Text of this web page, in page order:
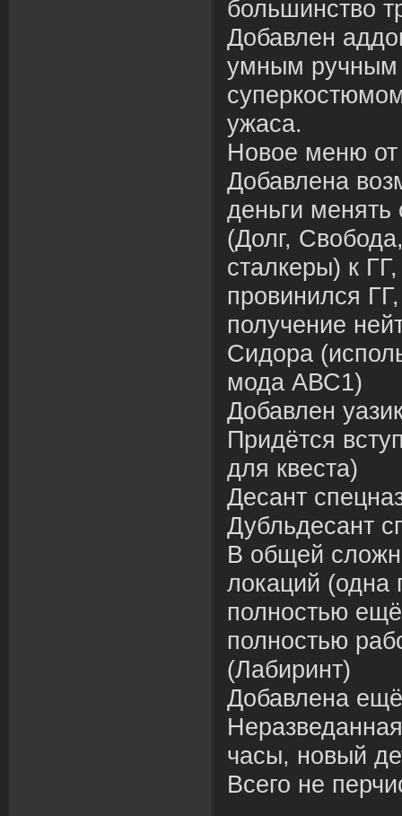
большинство
Добавлен
умным ручным
ужаса.
Новое меню
Добавлена
деньги менять
(Долг,
сталкеры) к
провинился
получение
Сидора
мода АВС1)
Добавлен
Придётся
для квеста)
Десант
Дубльдесант
В общей
локаций (одна
полностью
полностью
(Лабиринт)
Добавлена
часы, новый
Всего не